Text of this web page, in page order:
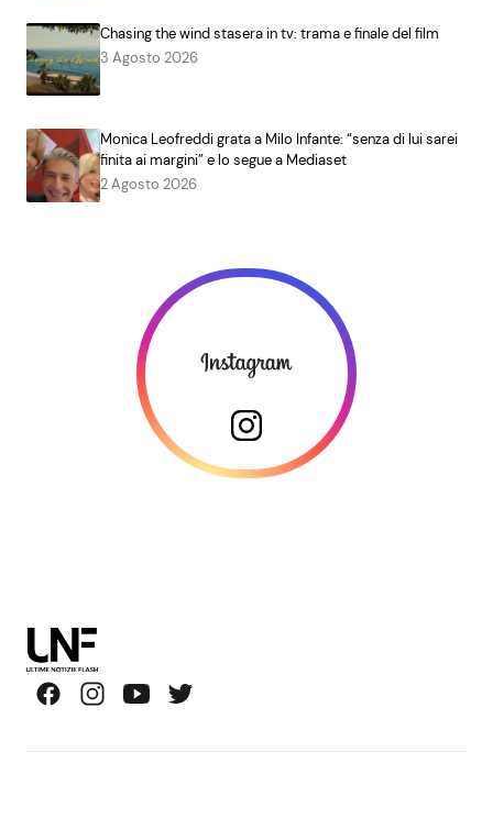
Chasing the wind stasera in tv: trama e finale del film
3 Agosto 2026
Monica Leofreddi grata a Milo Infante: “senza di lui sarei
finita ai margini” e lo segue a Mediaset
2 Agosto 2026